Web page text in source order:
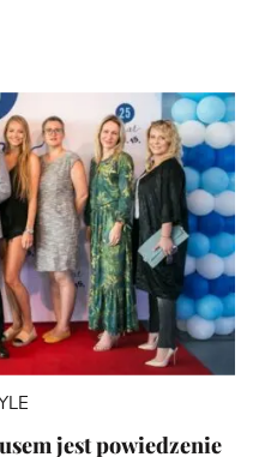
jest powiedzenie